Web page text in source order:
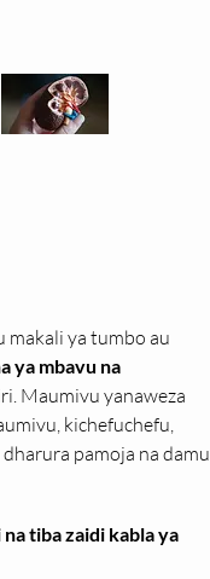
makali ya tumbo au
ya mbavu na
Maumivu yanaweza
kichefuchefu,
pamoja na damu
tiba zaidi kabla ya